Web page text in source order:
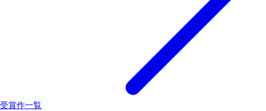
受賞作一覧